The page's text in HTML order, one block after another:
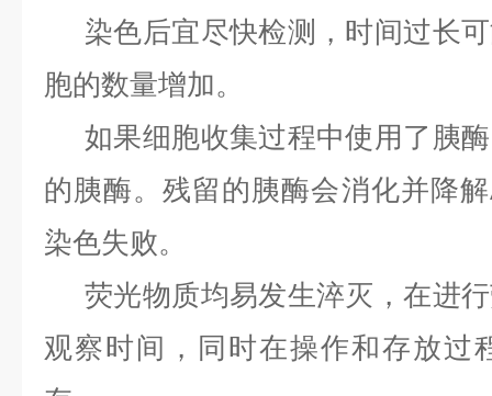
染色后宜尽快检测，时间过长
胞的数量增加。
如果细胞收集过程中使用了胰
的胰酶。残留的胰酶会消化并降
染色失败。
荧光物质均易发生淬灭，在进
观察时间，同时在操作和存放过